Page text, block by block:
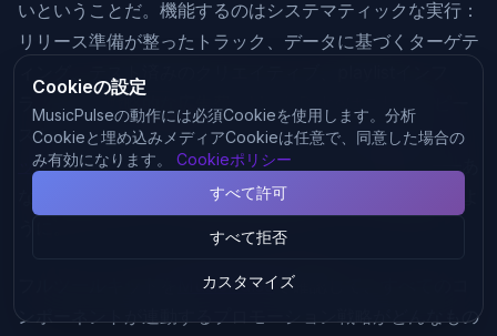
いということだ。機能するのはシステマティックな実行：
リリース準備が整ったトラック、データに基づくターゲテ
ィング、テスト済みのクリエイティブ、playlistインフ
ラ、そして戦略的な広告費。MusicPulseはこれらのピー
スをつなぐために存在する——トラック分析やplaylistマ
ッチングからビジュアルアセット、ピッチ生成まで——あ
なたの広告予算が、増幅する価値のあるものを増幅するよ
MusicPulseで確認して、すべてのコ
ンポーネントが連動するプロモーション戦略がどんなもの
Cookieの設定
MusicPulseの動作には必須Cookieを使用します。分析
Cookieと埋め込みメディアCookieは任意で、同意した場合の
み有効になります。
Cookieポリシー
カスタマイズ
すべて拒否
すべて許可